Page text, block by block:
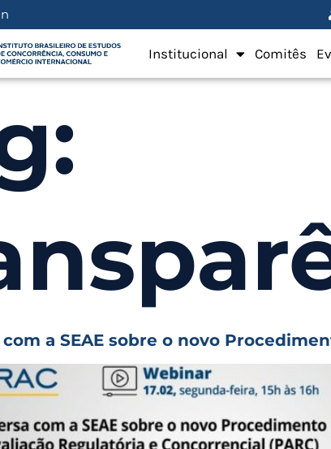
Institucional Comitês
a SEAE sobre o novo